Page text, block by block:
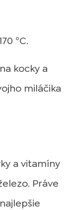
°C.
kocky a
miláčika
a vitamíny
Práve